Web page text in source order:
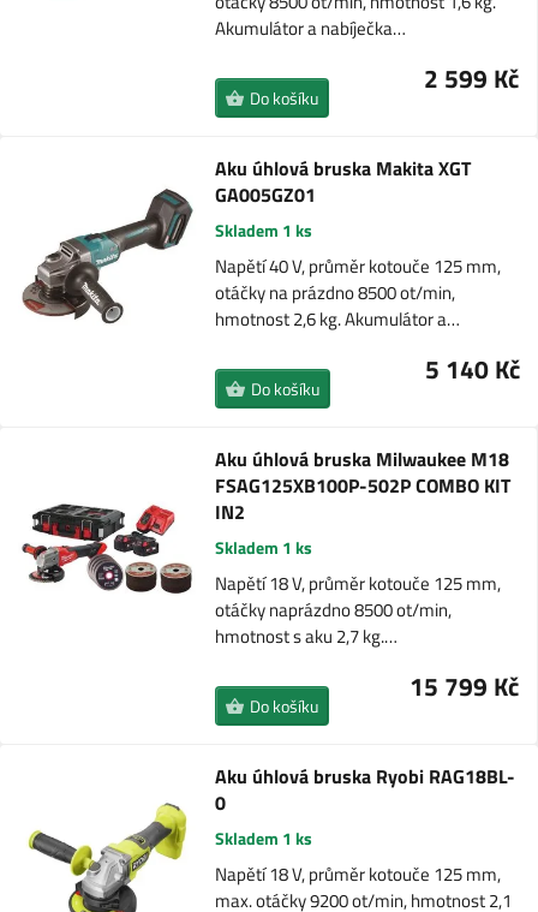
Akumulátor a nabíječka…
2 599 Kč
Do košíku
Aku úhlová bruska Makita XGT
GA005GZ01
Skladem 1 ks
Napětí 40 V, průměr kotouče 125 mm,
otáčky na prázdno 8500 ot/min,
hmotnost 2,6 kg. Akumulátor a…
5 140 Kč
Do košíku
Aku úhlová bruska Milwaukee M18
FSAG125XB100P-502P COMBO KIT
IN2
Skladem 1 ks
Napětí 18 V, průměr kotouče 125 mm,
otáčky naprázdno 8500 ot/min,
hmotnost s aku 2,7 kg.…
15 799 Kč
Do košíku
Aku úhlová bruska Ryobi RAG18BL-
0
Skladem 1 ks
Napětí 18 V, průměr kotouče 125 mm,
max. otáčky 9200 ot/min, hmotnost 2,1